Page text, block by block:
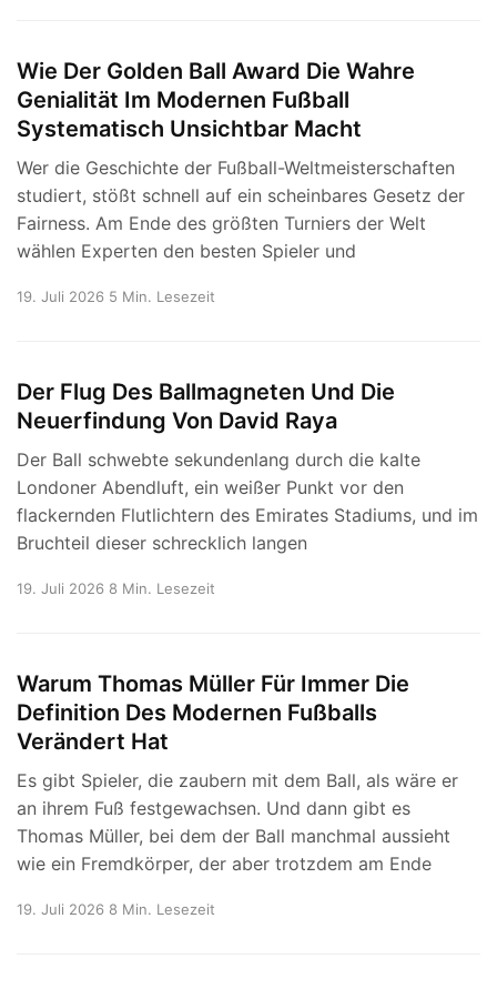
Wie Der Golden Ball Award Die Wahre
Genialität Im Modernen Fußball
Systematisch Unsichtbar Macht
Wer die Geschichte der Fußball-Weltmeisterschaften
studiert, stößt schnell auf ein scheinbares Gesetz der
Fairness. Am Ende des größten Turniers der Welt
wählen Experten den besten Spieler und
19. Juli 2026 5 Min. Lesezeit
Der Flug Des Ballmagneten Und Die
Neuerfindung Von David Raya
Der Ball schwebte sekundenlang durch die kalte
Londoner Abendluft, ein weißer Punkt vor den
flackernden Flutlichtern des Emirates Stadiums, und im
Bruchteil dieser schrecklich langen
19. Juli 2026 8 Min. Lesezeit
Warum Thomas Müller Für Immer Die
Definition Des Modernen Fußballs
Verändert Hat
Es gibt Spieler, die zaubern mit dem Ball, als wäre er
an ihrem Fuß festgewachsen. Und dann gibt es
Thomas Müller, bei dem der Ball manchmal aussieht
wie ein Fremdkörper, der aber trotzdem am Ende
19. Juli 2026 8 Min. Lesezeit